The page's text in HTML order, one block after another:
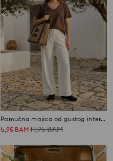
Pamučna majica od gustog interlock pletiva
5,95 BAM 11,95BAM